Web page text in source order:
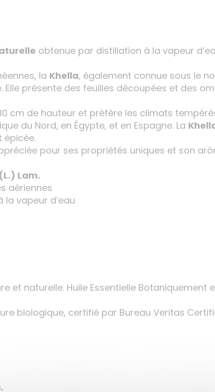
obtenue par distillation à la vapeur
la Khella, également connue sous le
Elle présente des feuilles découpées et des
cm de hauteur et préfère les climats
du Nord, en Égypte, et en Espagne. La
épicée.
pour ses propriétés uniques et son
Lam.
aériennes
la vapeur d’eau
et naturelle. Huile Essentielle Botaniquement
biologique, certifié par Bureau Veritas